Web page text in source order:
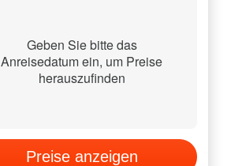
Geben Sie bitte das
Anreisedatum ein, um Preise
herauszufinden
Preise anzeigen